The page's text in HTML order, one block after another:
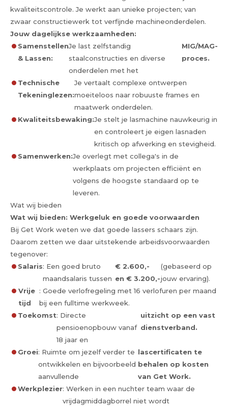
kwaliteitscontrole. Je werkt aan unieke projecten; van
zwaar constructiewerk tot verfijnde machineonderdelen.
Jouw dagelijkse werkzaamheden:
Samenstellen
& Lassen:
Je last zelfstandig
staalconstructies en diverse
onderdelen met het
MIG/MAG-
proces.
Technische
Tekeninglezen:
Je vertaalt complexe ontwerpen
moeiteloos naar robuuste frames en
maatwerk onderdelen.
Kwaliteitsbewaking:Je stelt je lasmachine nauwkeurig in
en controleert je eigen lasnaden
kritisch op afwerking en stevigheid.
Samenwerken:Je overlegt met collega's in de
werkplaats om projecten efficiënt en
volgens de hoogste standaard op te
leveren.
Wat wij bieden
Wat wij bieden: Werkgeluk en goede voorwaarden
Bij Get Work weten we dat goede lassers schaars zijn.
Daarom zetten we daar uitstekende arbeidsvoorwaarden
tegenover:
Salaris: Een goed bruto
maandsalaris tussen
€ 2.600,-
en € 3.200,-
(gebaseerd op
jouw ervaring).
Vrije
tijd
: Goede verlofregeling met 16 verlofuren per maand
bij een fulltime werkweek.
Toekomst: Directe
pensioenopbouw vanaf
18 jaar en
uitzicht op een vast
dienstverband.
Groei: Ruimte om jezelf verder te
ontwikkelen en bijvoorbeeld
aanvullende
lascertificaten te
behalen op kosten
van Get Work.
Werkplezier: Werken in een nuchter team waar de
vrijdagmiddagborrel niet wordt